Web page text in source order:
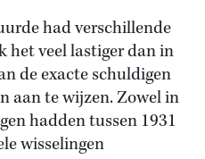
had verschillende
het veel lastiger dan in
de exacte schuldigen
aan te wijzen. Zowel in
hadden tussen 1931
wisselingen